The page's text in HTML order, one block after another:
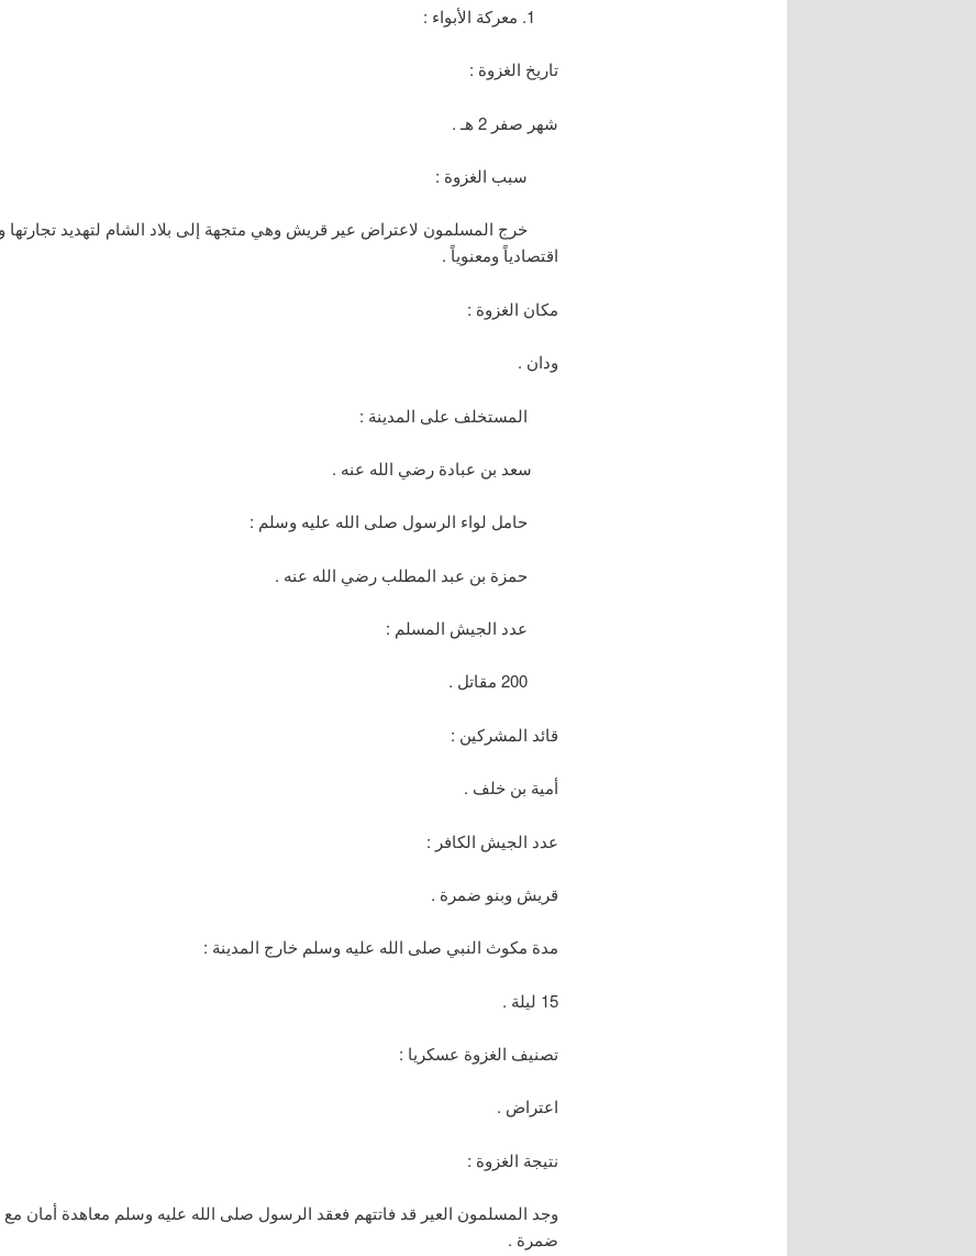
معركة الأبواء :
تاريخ الغزوة :
شهر صفر 2 هـ .
سبب الغزوة :
خرج المسلمون لاعتراض عير قريش وهي متجهة إلى بلاد الشام لتهديد تجارتها
اقتصادياً ومعنوياً .
مكان الغزوة :
ودان .
المستخلف على المدينة :
سعد بن عبادة رضي الله عنه .
حامل لواء الرسول صلى الله عليه وسلم :
حمزة بن عبد المطلب رضي الله عنه .
عدد الجيش المسلم :
قائد المشركين :
أمية بن خلف .
عدد الجيش الكافر :
قريش وبنو ضمرة .
مدة مكوث النبي صلى الله عليه وسلم خارج المدينة :
15 ليلة .
تصنيف الغزوة عسكريا :
اعتراض .
نتيجة الغزوة :
وجد المسلمون العير قد فاتتهم فعقد الرسول صلى الله عليه وسلم معاهدة أمان
ضمرة .